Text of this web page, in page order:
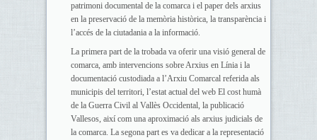
patrimoni documental de la comarca i el paper dels arxius
en la preservació de la memòria històrica, la transparència i
l’accés de la ciutadania a la informació.
La primera part de la trobada va oferir una visió general de
comarca, amb intervencions sobre Arxius en Línia i la
documentació custodiada a l’Arxiu Comarcal referida als
municipis del territori, l’estat actual del web El cost humà
de la Guerra Civil al Vallès Occidental, la publicació
Vallesos, així com una aproximació als arxius judicials de
la comarca. La segona part es va dedicar a la representació